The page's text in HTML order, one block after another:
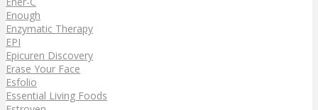
Enough
Enzymatic Therapy
EPI
Epicuren Discovery
Erase Your Face
Esfolio
Essential Living Foods